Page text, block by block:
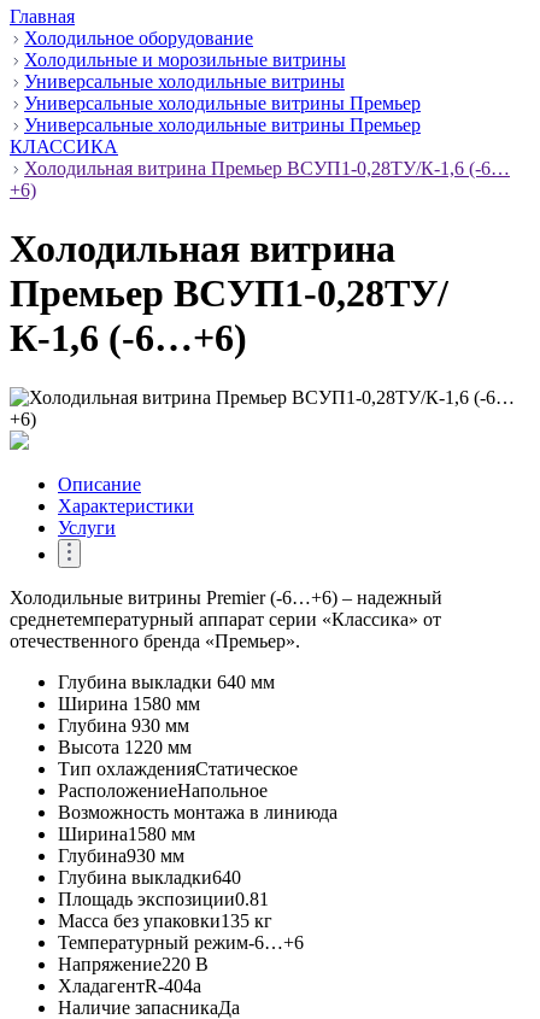
Главная
Холодильное оборудование
Холодильные и морозильные витрины
Универсальные холодильные витрины
Универсальные холодильные витрины Премьер
Универсальные холодильные витрины Премьер
КЛАССИКА
Холодильная витрина Премьер ВСУП1-0,28ТУ/К-1,6 (-6…
+6)
Холодильная витрина
Премьер ВСУП1-0,28ТУ/
К-1,6 (-6…+6)
Описание
Характеристики
Услуги
Холодильные витрины Premier (-6…+6) – надежный
среднетемпературный аппарат серии «Классика» от
отечественного бренда «Премьер».
Глубина выкладки 640 мм
Ширина 1580 мм
Глубина 930 мм
Высота 1220 мм
Тип охлажденияСтатическое
РасположениеНапольное
Возможность монтажа в линиюда
Ширина1580 мм
Глубина930 мм
Глубина выкладки640
Площадь экспозиции0.81
Масса без упаковки135 кг
Температурный режим-6…+6
Напряжение220 В
ХладагентR-404a
Наличие запасникаДа